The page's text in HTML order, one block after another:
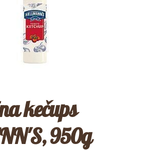
kečups
950g